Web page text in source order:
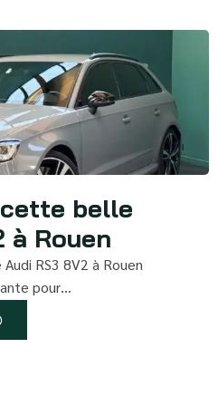
belle
à Rouen
RS3 8V2 à Rouen
pour…